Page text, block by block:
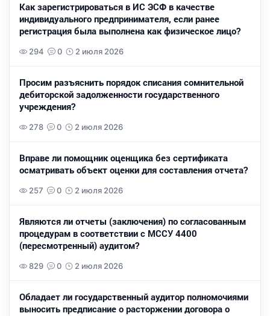
Как зарегистрироваться в ИС ЭСФ в качестве
индивидуального предпринимателя, если ранее
регистрация была выполнена как физическое лицо?
294 0 2 июля 2026
Просим разъяснить порядок списания сомнительной
дебиторской задолженности государственного
учреждения?
278 0 2 июля 2026
Вправе ли помощник оценщика без сертификата
осматривать объект оценки для составления отчета?
257 0 2 июля 2026
Являются ли отчеты (заключения) по согласованным
процедурам в соответствии с МССУ 4400
(пересмотренный) аудитом?
829 0 2 июля 2026
Обладает ли государственный аудитор полномочиями
выносить предписание о расторжении договора о